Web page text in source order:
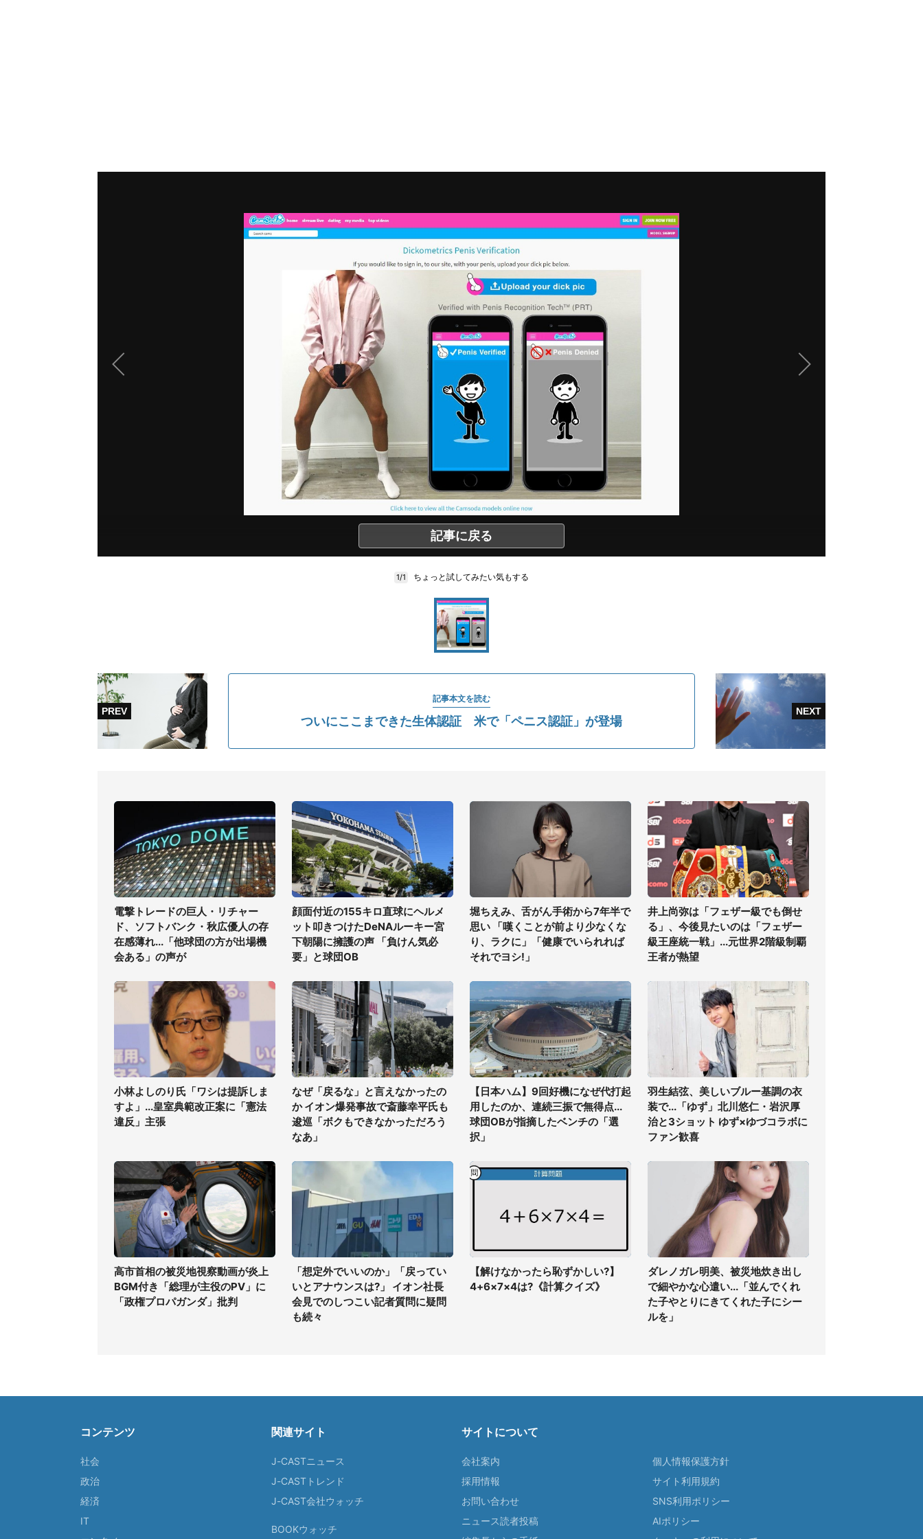
記事に戻る
1/1 ちょっと試してみたい気もする
記事本文を読む
ついにここまできた生体認証 米で「ペニス認証」が登場
電撃トレードの巨人・リチャー
ド、ソフトバンク・秋広優人の存
在感薄れ...「他球団の方が出場機
会ある」の声が
顔面付近の155キロ直球にヘルメ
ット叩きつけたDeNAルーキー宮
下朝陽に擁護の声 「負けん気必
要」と球団OB
堀ちえみ、舌がん手術から7年半で
思い 「嘆くことが前より少なくな
り、ラクに」「健康でいられれば
それでヨシ!」
井上尚弥は「フェザー級でも倒せ
る」、今後見たいのは「フェザー
級王座統一戦」...元世界2階級制覇
王者が熱望
小林よしのり氏「ワシは提訴しま
すよ」...皇室典範改正案に「憲法
違反」主張
なぜ「戻るな」と言えなかったの
か イオン爆発事故で斎藤幸平氏も
逡巡「ボクもできなかっただろう
なあ」
【日本ハム】9回好機になぜ代打起
用したのか、連続三振で無得点...
球団OBが指摘したベンチの「選
択」
羽生結弦、美しいブルー基調の衣
装で...「ゆず」北川悠仁・岩沢厚
治と3ショット ゆず×ゆづコラボに
ファン歓喜
高市首相の被災地視察動画が炎上
BGM付き「総理が主役のPV」に
「政権プロパガンダ」批判
「想定外でいいのか」「戻ってい
いとアナウンスは?」 イオン社長
会見でのしつこい記者質問に疑問
も続々
【解けなかったら恥ずかしい?】
4+6×7×4は?《計算クイズ》
ダレノガレ明美、被災地炊き出し
で細やかな心遣い...「並んでくれ
た子やとりにきてくれた子にシー
ルを」
コンテンツ
社会
政治
経済
IT
関連サイト
J-CASTニュース
J-CASTトレンド
J-CAST会社ウォッチ
BOOKウォッチ
サイトについて
会社案内
採用情報
お問い合わせ
ニュース読者投稿
個人情報保護方針
サイト利用規約
SNS利用ポリシー
AIポリシー